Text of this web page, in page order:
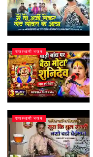
राजस्थानी भजन
राजस्थानी भजन